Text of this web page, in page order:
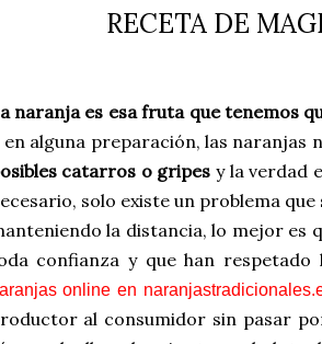
RECETA DE
naranja es esa fruta que tenemos
en alguna preparación, las naranjas
catarros o gripes y la verdad
solo existe un problema
la distancia, lo mejor es
confianza y que han
online en
al consumidor sin pasar